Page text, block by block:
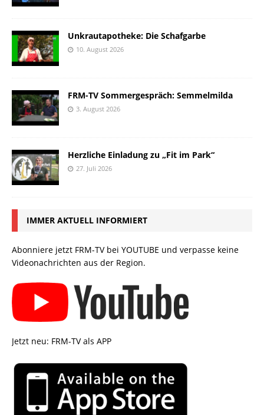
Unkrautapotheke: Die Schafgarbe
10. August 2026
FRM-TV Sommergespräch: Semmelmilda
3. August 2026
Herzliche Einladung zu „Fit im Park“
27. Juli 2026
IMMER AKTUELL INFORMIERT
Abonniere jetzt FRM-TV bei YOUTUBE und verpasse keine
Videonachrichten aus der Region.
Jetzt neu: FRM-TV als APP